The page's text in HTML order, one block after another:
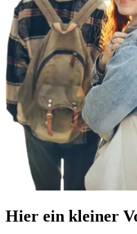
Hier ein kleiner